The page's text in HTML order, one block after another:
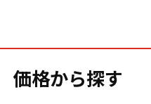
価格から探す